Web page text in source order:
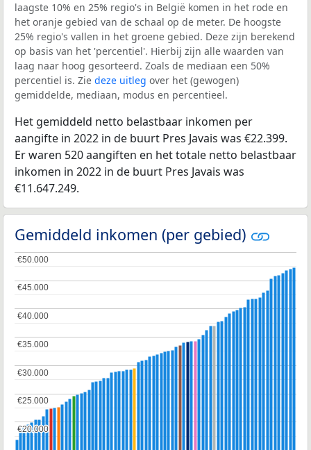
laagste 10% en 25% regio's in België komen in het rode en
het oranje gebied van de schaal op de meter. De hoogste
25% regio's vallen in het groene gebied. Deze zijn berekend
op basis van het 'percentiel'. Hierbij zijn alle waarden van
laag naar hoog gesorteerd. Zoals de mediaan een 50%
percentiel is. Zie deze uitleg over het (gewogen)
gemiddelde, mediaan, modus en percentieel.
Het gemiddeld netto belastbaar inkomen per
aangifte in 2022 in de buurt Pres Javais was €22.399.
Er waren 520 aangiften en het totale netto belastbaar
inkomen in 2022 in de buurt Pres Javais was
€11.647.249.
Gemiddeld inkomen (per gebied)
€20.000
€20.000
€25.000
€25.000
€30.000
€30.000
€35.000
€35.000
€40.000
€40.000
€45.000
€45.000
€50.000
€50.000